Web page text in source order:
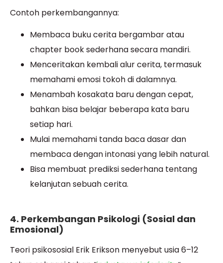
Contoh perkembangannya:
Membaca buku cerita bergambar atau
chapter book sederhana secara mandiri.
Menceritakan kembali alur cerita, termasuk
memahami emosi tokoh di dalamnya.
Menambah kosakata baru dengan cepat,
bahkan bisa belajar beberapa kata baru
setiap hari.
Mulai memahami tanda baca dasar dan
membaca dengan intonasi yang lebih natural.
Bisa membuat prediksi sederhana tentang
kelanjutan sebuah cerita.
4. Perkembangan Psikologi (Sosial dan
Emosional)
Teori psikososial Erik Erikson menyebut usia 6–12